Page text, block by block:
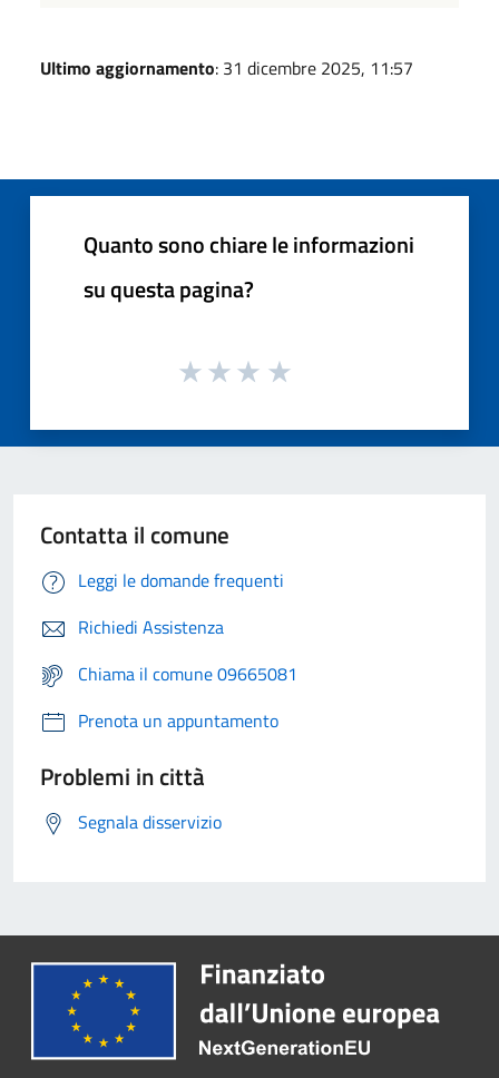
Ultimo aggiornamento: 31 dicembre 2025, 11:57
Quanto sono chiare le informazioni
su questa pagina?
Contatta il comune
Leggi le domande frequenti
Richiedi Assistenza
Chiama il comune 09665081
Prenota un appuntamento
Problemi in città
Segnala disservizio